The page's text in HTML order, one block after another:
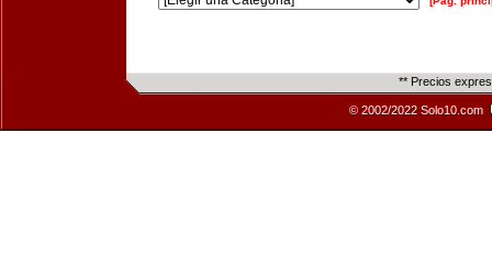
** Precios
© 2002/2022 Solo10.com